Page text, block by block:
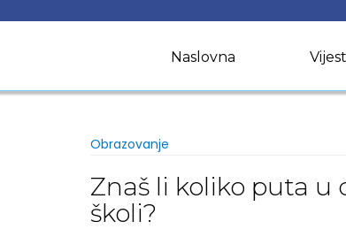
Naslovna
Obrazovanje
Znaš li koliko puta
školi?